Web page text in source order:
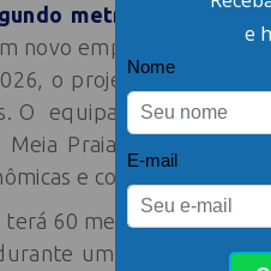
metro quadrado
novo empreendimento
o projeto combina
O equipamento será
Meia Praia. O
e comerciais,
60 metros de altura,
um passeio com